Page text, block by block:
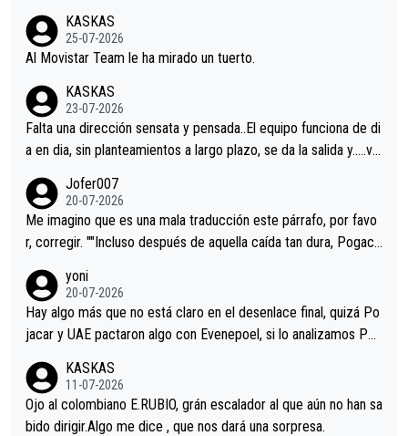
KASKAS
25-07-2026
Al Movistar Team le ha mirado un tuerto.
KASKAS
23-07-2026
Falta una dirección sensata y pensada..El equipo funciona de di
a en dia, sin planteamientos a largo plazo, se da la salida y…..ve
Minguez, Velez etc etc.Me da pena vivir estos momentos tan
tristes sin victorias.
Jofer007
20-07-2026
Me imagino que es una mala traducción este párrafo, por favo
r, corregir. ""Incluso después de aquella caída tan dura, Pogaca
permaneció pegado a su rueda. Parecía increíble la forma en l
a que era capaz de controlar el miedo", recordó."
yoni
20-07-2026
Hay algo más que no está claro en el desenlace final, quizá Po
jacar y UAE pactaron algo con Evenepoel, si lo analizamos Poj
i sin pedalear, luego está el saludo con Evenepoel dándose la
mano de una manera muy fraternal, más allá de los típicos toqu
es en el hombro con que saludaba a Vingegard. Ahí hubo una in
KASKAS
11-07-2026
Ojo al colombiano E.RUBIO, grán escalador al que aún no han sa
bido dirigir.Algo me dice , que nos dará una sorpresa.